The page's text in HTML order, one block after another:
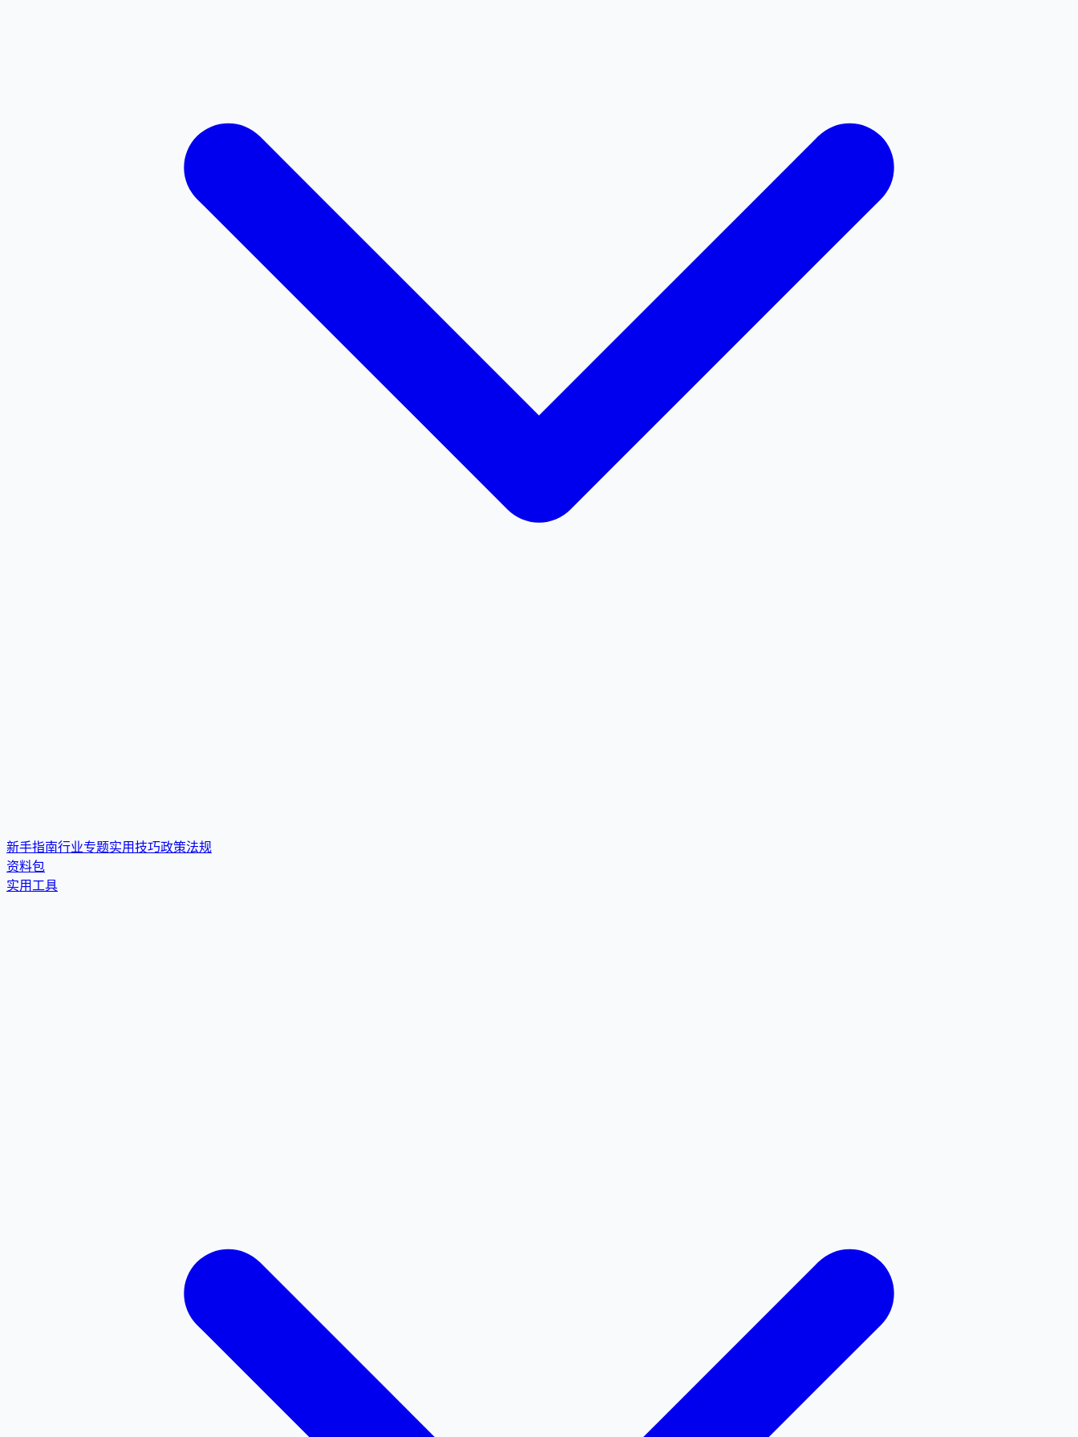
新手指南行业专题实用技巧政策法规
资料包
实用工具